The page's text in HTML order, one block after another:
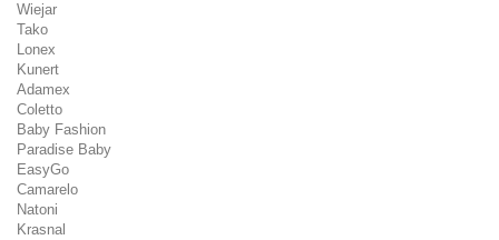
Wiejar
Tako
Lonex
Kunert
Adamex
Coletto
Baby Fashion
Paradise Baby
EasyGo
Camarelo
Natoni
Krasnal